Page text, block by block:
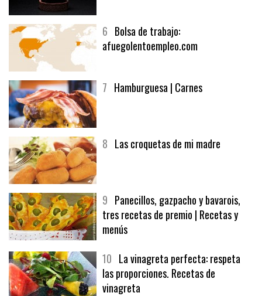
6 Bolsa de trabajo:
afuegolentoempleo.com
7 Hamburguesa | Carnes
8 Las croquetas de mi madre
9 Panecillos, gazpacho y bavarois,
tres recetas de premio | Recetas y
menús
10 La vinagreta perfecta: respeta
las proporciones. Recetas de
vinagreta